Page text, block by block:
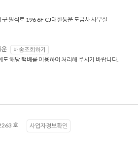
구 원석로 196 6F CJ대한통운 도금사 사무실
운
배송조회하기
해당 택배를 이용하여 처리해 주시기 바랍니다.
호
사업자정보확인